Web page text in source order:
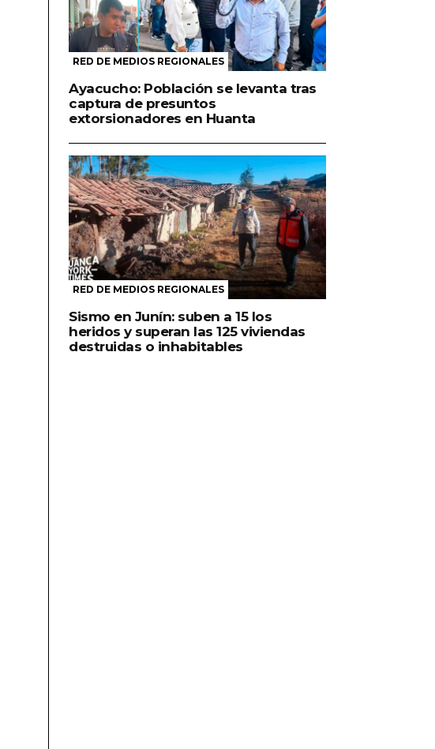
RED DE MEDIOS REGIONALES
Ayacucho: Población se levanta tras
captura de presuntos
extorsionadores en Huanta
RED DE MEDIOS REGIONALES
Sismo en Junín: suben a 15 los
heridos y superan las 125 viviendas
destruidas o inhabitables